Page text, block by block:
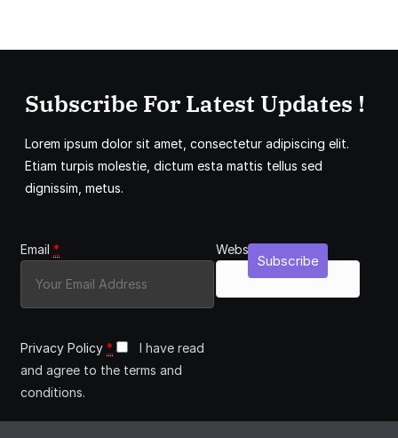
Subscribe For Latest Updates !
Lorem ipsum dolor sit amet, consectetur adipiscing elit.
Etiam turpis molestie, dictum esta mattis tellus sed
dignissim, metus.
Email *
Privacy Policy *
I have read
and agree to the terms and
conditions.
Website
Subscribe